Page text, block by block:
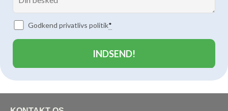
Godkend privatlivs politik*